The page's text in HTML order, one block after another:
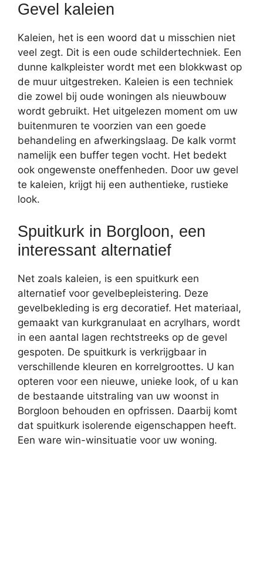
Gevel kaleien
Kaleien, het is een woord dat u misschien niet
veel zegt. Dit is een oude schildertechniek. Een
dunne kalkpleister wordt met een blokkwast op
de muur uitgestreken. Kaleien is een techniek
die zowel bij oude woningen als nieuwbouw
wordt gebruikt. Het uitgelezen moment om uw
buitenmuren te voorzien van een goede
behandeling en afwerkingslaag. De kalk vormt
namelijk een buffer tegen vocht. Het bedekt
ook ongewenste oneffenheden. Door uw gevel
te kaleien, krijgt hij een authentieke, rustieke
look.
Spuitkurk in Borgloon, een
interessant alternatief
Net zoals kaleien, is een spuitkurk een
alternatief voor gevelbepleistering. Deze
gevelbekleding is erg decoratief. Het materiaal,
gemaakt van kurkgranulaat en acrylhars, wordt
in een aantal lagen rechtstreeks op de gevel
gespoten. De spuitkurk is verkrijgbaar in
verschillende kleuren en korrelgroottes. U kan
opteren voor een nieuwe, unieke look, of u kan
de bestaande uitstraling van uw woonst in
Borgloon behouden en opfrissen. Daarbij komt
dat spuitkurk isolerende eigenschappen heeft.
Een ware win-winsituatie voor uw woning.